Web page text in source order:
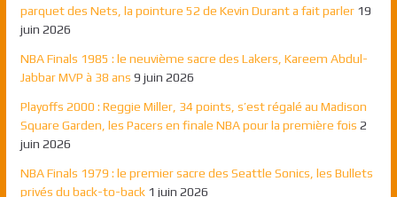
parquet des Nets, la pointure 52 de Kevin Durant a fait parler 19
juin 2026
NBA Finals 1985 : le neuvième sacre des Lakers, Kareem Abdul-
Jabbar MVP à 38 ans 9 juin 2026
Playoffs 2000 : Reggie Miller, 34 points, s’est régalé au Madison
Square Garden, les Pacers en finale NBA pour la première fois 2
juin 2026
NBA Finals 1979 : le premier sacre des Seattle Sonics, les Bullets
privés du back-to-back 1 juin 2026